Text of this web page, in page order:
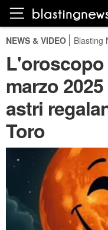
NEWS & VIDEO Blasting
marzo
astri
Toro